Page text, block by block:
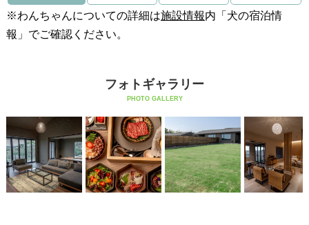
※わんちゃんについての詳細は施設情報内「犬の宿泊情
報」でご確認ください。
フォトギャラリー
PHOTO GALLERY